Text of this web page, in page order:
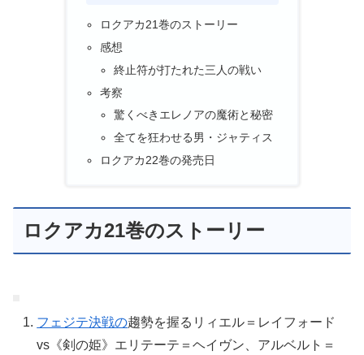
ロクアカ21巻のストーリー
感想
終止符が打たれた三人の戦い
考察
驚くべきエレノアの魔術と秘密
全てを狂わせる男・ジャティス
ロクアカ22巻の発売日
ロクアカ21巻のストーリー
フェジテ決戦の趨勢を握るリィエル＝レイフォード
vs《剣の姫》エリテーテ＝ヘイヴン、アルベルト＝